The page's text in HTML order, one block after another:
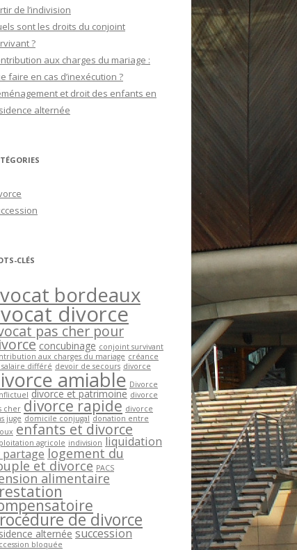
de l’indivision
sont les droits du conjoint
?
aux charges du mariage :
faire en cas d’inexécution ?
et droit des enfants en
alternée
CLÉS
bordeaux
divorce
pas cher pour
concubinage conjoint survivant
aux charges du mariage créance
salaire différé devoir de secours divorce
amiable Divorce
divorce et patrimoine divorce
cher divorce rapide divorce
juge domicile conjugal donation entre
enfants et divorce
agricole indivision liquidation
partage logement du
et divorce PACS
alimentaire
de divorce
alternée succession
bloquée